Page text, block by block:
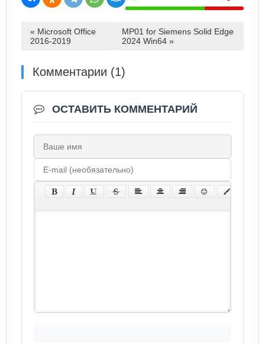
« Microsoft Office
2016-2019
MP01 for Siemens Solid Edge
2024 Win64 »
Комментарии (1)
ОСТАВИТЬ КОММЕНТАРИЙ